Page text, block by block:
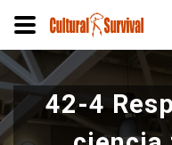
Pasar
al
contenido
principal
42-4